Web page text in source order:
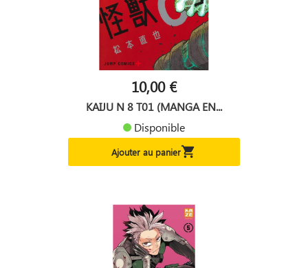
10,00 €
KAIJU N 8 T01 (MANGA EN...
Disponible
Ajouter au panier